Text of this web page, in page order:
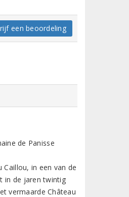
een beoordeling
in een van de
in de jaren twintig
vermaarde Château